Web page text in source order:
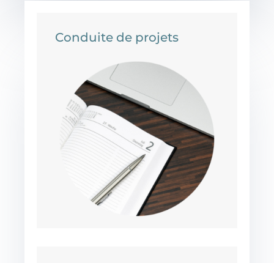
Conduite de projets